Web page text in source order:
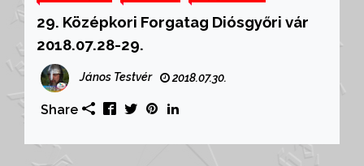
29. Középkori Forgatag Diósgyőri vár
2018.07.28-29.
János Testvér 2018.07.30.
Share